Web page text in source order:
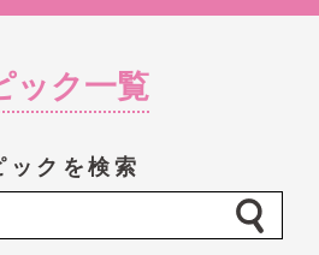
ック一覧
ックを検索